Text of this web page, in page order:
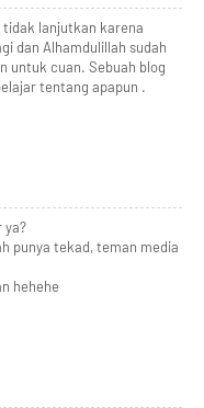
tidak lanjutkan karena
dan Alhamdulillah sudah
untuk cuan. Sebuah blog
tentang apapun .
ya?
punya tekad, teman media
hehehe